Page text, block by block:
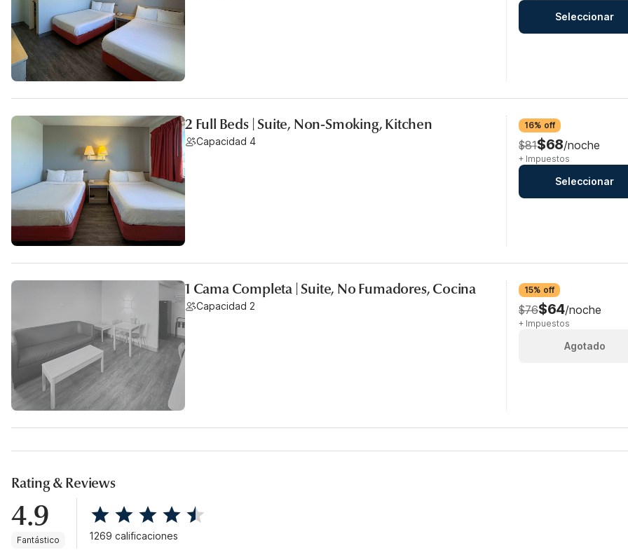
Seleccionar
2 Full Beds | Suite, Non-Smoking, Kitchen
Capacidad 4
16% off
$81$68/noche
+ Impuestos
Seleccionar
1 Cama Completa | Suite, No Fumadores, Cocina
Capacidad 2
15% off
$76$64/noche
+ Impuestos
Agotado
Rating & Reviews
4.9
Fantástico 1269 calificaciones